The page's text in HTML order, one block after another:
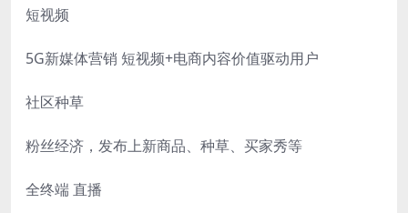
短视频
5G新媒体营销 短视频+电商内容价值驱动用户
社区种草
粉丝经济，发布上新商品、种草、买家秀等
全终端 直播